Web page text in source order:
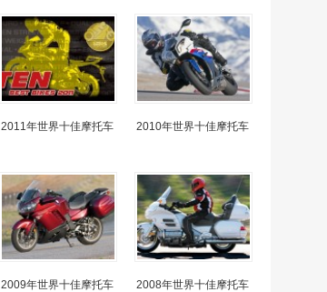
2011年世界十佳摩托车 2010年世界十佳摩托车
2009年世界十佳摩托车 2008年世界十佳摩托车